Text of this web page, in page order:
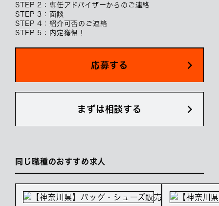
STEP 2：専任アドバイザーからのご連絡
STEP 3：面談
STEP 4：紹介可否のご連絡
STEP 5：内定獲得！
応募する
まずは相談する
同じ職種のおすすめ求人